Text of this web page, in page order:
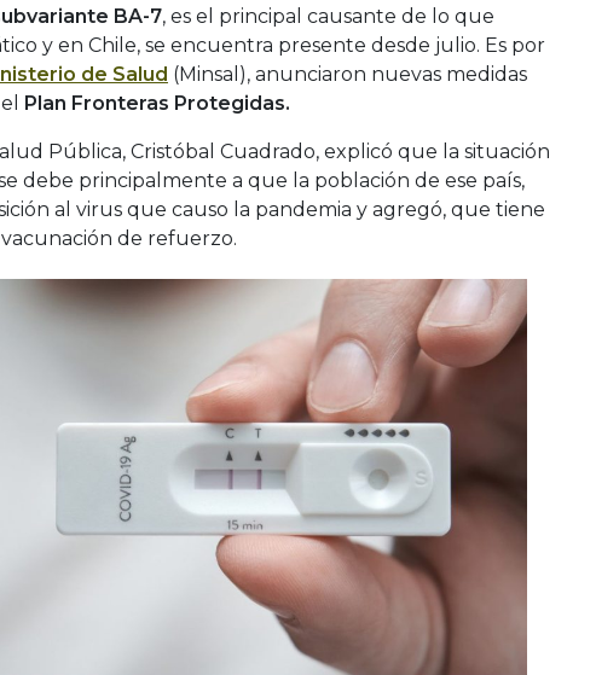
BA-7, es el principal causante de lo que
y en Chile, se encuentra presente desde julio. Es por
de Salud (Minsal), anunciaron nuevas medidas
Plan Fronteras Protegidas.
Pública, Cristóbal Cuadrado, explicó que la situación
debe principalmente a que la población de ese país,
al virus que causo la pandemia y agregó, que tiene
de refuerzo.